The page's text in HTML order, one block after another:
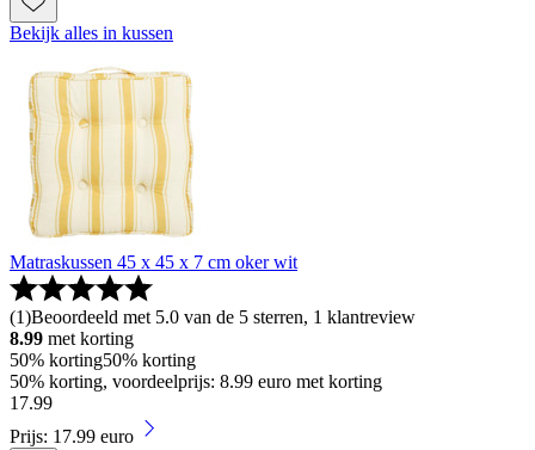
Bekijk alles in kussen
Matraskussen 45 x 45 x 7 cm oker wit
(1)Beoordeeld met 5.0 van de 5 sterren, 1 klantreview
8.99 met korting
50% korting50% korting
50% korting, voordeelprijs: 8.99 euro met korting
17.99
Prijs: 17.99 euro